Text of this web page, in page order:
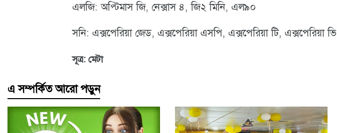
এলজি: অপ্টিমাস জি, নেক্সাস ৪, জি২ মিনি, এল৯০
সনি: এক্সপেরিয়া জেড, এক্সপেরিয়া এসপি, এক্সপেরিয়া টি, এক্সপেরিয়া ভি
সূত্র: মেটা
এ সম্পর্কিত আরো পড়ুন